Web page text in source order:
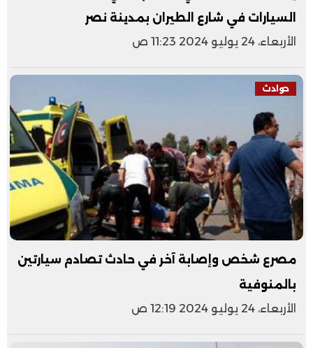
السيارات في شارع الطيران بمدينة نصر
الأربعاء، 24 يوليو 2024 11:23 ص
حوادث
مصرع شخص وإصابة آخر في حادث تصادم سيارتين
بالمنوفية
الأربعاء، 24 يوليو 2024 12:19 ص